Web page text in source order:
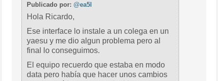
Publicado por:@ea5l
Hola Ricardo,
Ese interface lo instale a un colega en un
yaesu y me dio algun problema pero al
final lo conseguimos.
El equipo recuerdo que estaba en modo
data pero había que hacer unos cambios